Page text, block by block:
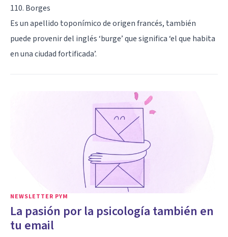
110. Borges
Es un apellido toponímico de origen francés, también
puede provenir del inglés ‘burge’ que significa ‘el que habita
en una ciudad fortificada’.
NEWSLETTER PYM
La pasión por la psicología también en
tu email